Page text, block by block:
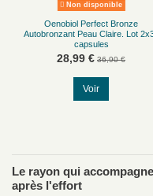
Non disponible
Oenobiol Perfect Bronze
Autobronzant Peau Claire. Lot
capsules
28,99 € 36,90 €
Voir
Le rayon qui
après l'effort